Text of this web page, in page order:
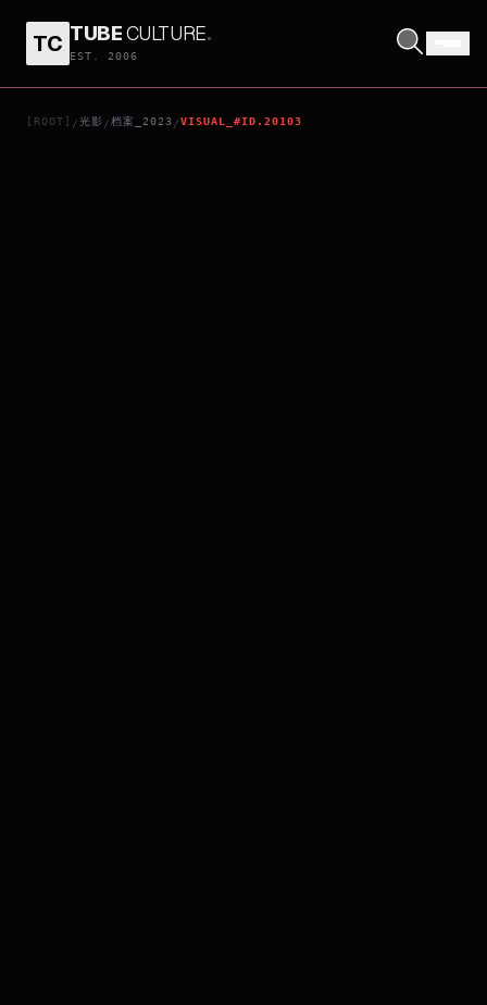
TC TUBECULTURE.
EST. 2006
[ROOT] /光影 /档案_2023 /VISUAL_#ID.20103
MIMANG